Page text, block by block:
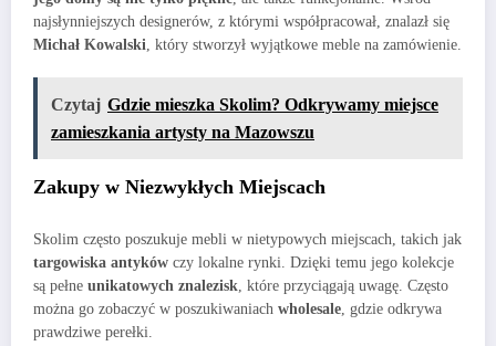
najsłynniejszych designerów, z którymi współpracował, znalazł się
Michał Kowalski , który stworzył wyjątkowe meble na zamówienie.
Czytaj Gdzie mieszka Skolim? Odkrywamy miejsce
zamieszkania artysty na Mazowszu
Zakupy w Niezwykłych Miejscach
Skolim często poszukuje mebli w nietypowych miejscach, takich jak
targowiska antyków czy lokalne rynki. Dzięki temu jego kolekcje
są pełne unikatowych znalezisk , które przyciągają uwagę. Często
można go zobaczyć w poszukiwaniach wholesale , gdzie odkrywa
prawdziwe perełki.